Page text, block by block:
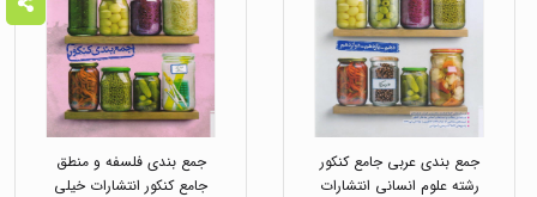
جمع بندی عربی جامع کنکور
رشته علوم انسانی انتشارات
جمع بندی فلسفه و منطق
جامع کنکور انتشارات خیلی